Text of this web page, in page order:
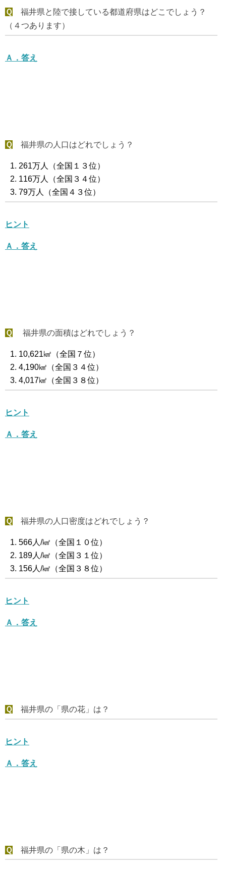
Ｑ
福井県と陸で接している都道府県はどこでしょう？
（４つあります）
Ａ． 答え
Ｑ 福井県の人口はどれでしょう？
261万人（全国１３位）
116万人（全国３４位）
79万人（全国４３位）
ヒント
Ａ．答え
Ｑ 福井県の面積はどれでしょう？
10,621㎢（全国７位）
4,190㎢（全国３４位）
4,017㎢（全国３８位）
ヒント
Ａ．答え
Ｑ 福井県の人口密度はどれでしょう？
566人/㎢（全国１０位）
189人/㎢（全国３１位）
156人/㎢（全国３８位）
ヒント
Ａ．答え
Ｑ 福井県の「県の花」は？
ヒント
Ａ． 答え
Ｑ 福井県の「県の木」は？